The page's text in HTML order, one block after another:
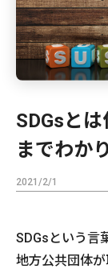
SDGsと
までわか
2021/2/1
SDGsという言
地方公共団体